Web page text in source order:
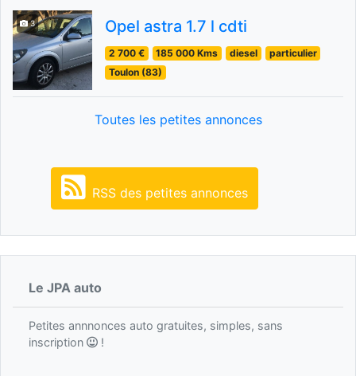
3 Opel astra 1.7 l cdti
2 700 € 185 000 Kms diesel
particulier
Toulon (83)
Toutes les petites annonces
RSS des petites annonces
Le JPA auto
Petites annnonces auto gratuites, simples, sans
inscription
!